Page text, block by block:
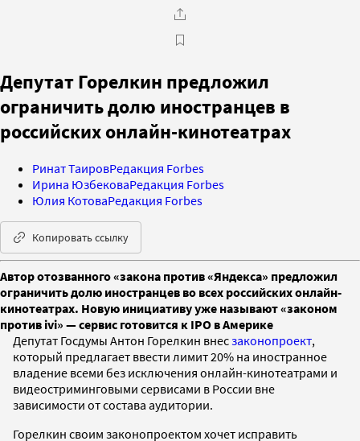
Депутат Горелкин предложил
ограничить долю иностранцев в
российских онлайн-кинотеатрах
Ринат ТаировРедакция Forbes
Ирина ЮзбековаРедакция Forbes
Юлия КотоваРедакция Forbes
Копировать ссылку
Автор отозванного «закона против «Яндекса» предложил
ограничить долю иностранцев во всех российских онлайн-
кинотеатрах. Новую инициативу уже называют «законом
против ivi» — сервис готовится к IPO в Америке
Депутат Госдумы Антон Горелкин внесзаконопроект,
который предлагает ввести лимит 20% на иностранное
владение всеми без исключения онлайн-кинотеатрами и
видеостриминговыми сервисами в России вне
зависимости от состава аудитории.
Горелкин своим законопроектом хочет исправить